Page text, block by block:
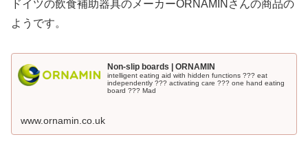
ドイツの飲食補助器具のメーカーORNAMINさんの商品の
ようです。
Non-slip boards | ORNAMIN
intelligent eating aid with hidden functions ??? eat
independently ??? activating care ??? one hand eating
board ??? Mad
www.ornamin.co.uk